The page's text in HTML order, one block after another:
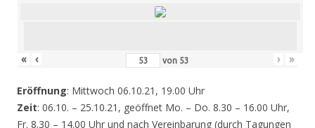
« ‹ von 53 › »
Eröffnung: Mittwoch 06.10.21, 19.00 Uhr
Zeit: 06.10. – 25.10.21, geöffnet Mo. – Do. 8.30 – 16.00 Uhr,
Fr. 8.30 – 14.00 Uhr und nach Vereinbarung (durch Tagungen